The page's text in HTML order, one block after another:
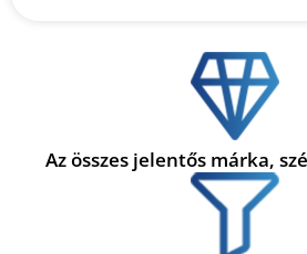
Az összes jelentős márka,